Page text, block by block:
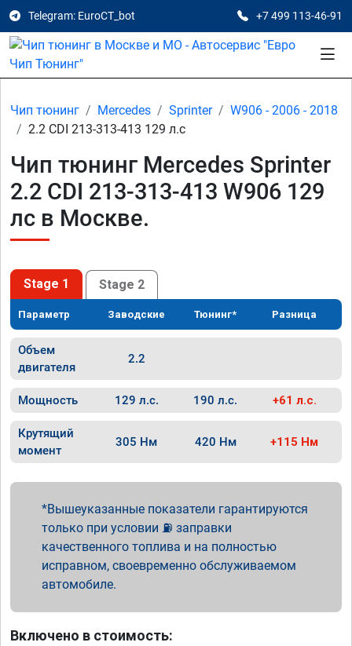
Telegram: EuroCT_bot +7 499 113-46-91
Чип тюнинг Mercedes Sprinter
W906 - 2006 - 2018
2.2 CDI 213-313-413 129 л.с
Чип тюнинг Mercedes Sprinter
2.2 CDI 213-313-413 W906 129
лс в Москве.
Stage 1 Stage 2
Параметр Заводские Тюнинг* Разница
Объем
двигателя
2.2
Мощность 129 л.с. 190 л.с. +61 л.с.
Крутящий
момент
305 Нм 420 Нм +115 Нм
Вышеуказанные показатели гарантируются
только при условии ⛽ заправки
качественного топлива и на полностью
исправном, своевременно обслуживаемом
автомобиле.
Включено в стоимость: